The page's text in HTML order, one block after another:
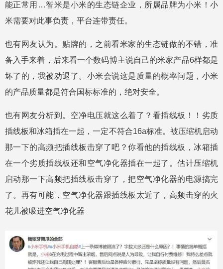
能正常用…智米是小米的生态链企业，所属品牌为小米！小
米需要对此事负责，平台连带责任。
也有网友认为。贴牌的，之前看米家的生态链做的不错，准
备入手来着，后来看一个数码博主说自己的米家产品6样都是
坏了的，我被劝退了。小米会说这是质量的概率问题，小米
的产品质量都是符合国标标准的，绝对安全。
也有网友分析到。空净电压就这么着了？看插线板！！劣质
插线板和冰箱插在一起，一定不符合16a标准。被压缩机启动
那一下的高频把插线板击穿了吧？你看他的插线板，冰箱插
在一个劣质插线板还和空气净化器插在一起了。估计压缩机
启动那一下高频把插线板击穿了，把空气净化器的电源搞完
了。再有可能，空气净化器跟插线板太近了，高频击穿的火
花儿被吸进空气净化器